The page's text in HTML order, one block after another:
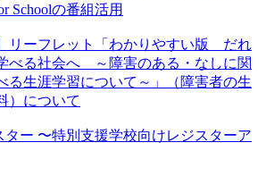
の番組活用
リーフレット「わかりやすい版 だれ
べる社会へ ～障害のある・なしに関
る生涯学習について～」（障害者の生
）について
ター 〜特別支援学校向けレジスターア